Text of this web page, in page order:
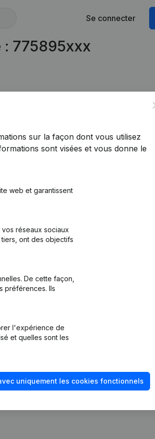
Se connecter
: 775895xxx
sur la façon dont vous utilisez
sont visées et vous donne le
web et garantissent
réseaux sociaux
ont des objectifs
De cette façon,
préférences. Ils
l'expérience de
et quelles sont les
uniquement les cookies fonctionnels
des comptes annuels
de la solvabilité